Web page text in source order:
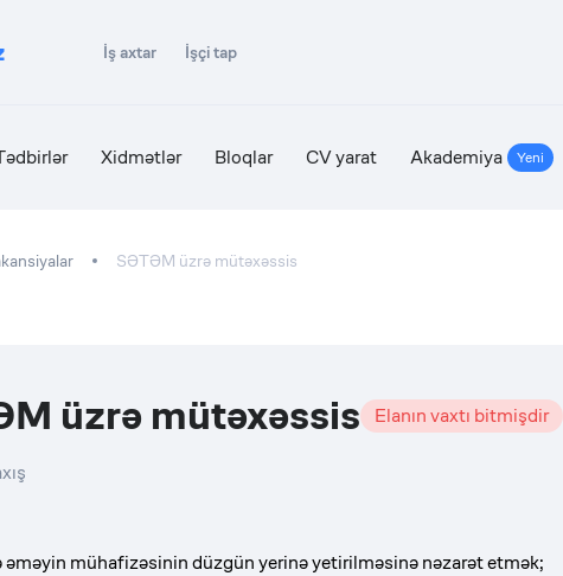
İş axtar İşçi tap
Xidmətlər Bloqlar CV yarat Akademiya Yeni
SƏTƏM üzrə mütəxəssis
üzrə mütəxəssis Elanın vaxtı bitmişdir
əməyin mühafizəsinin düzgün yerinə yetirilməsinə nəzarət etmək;